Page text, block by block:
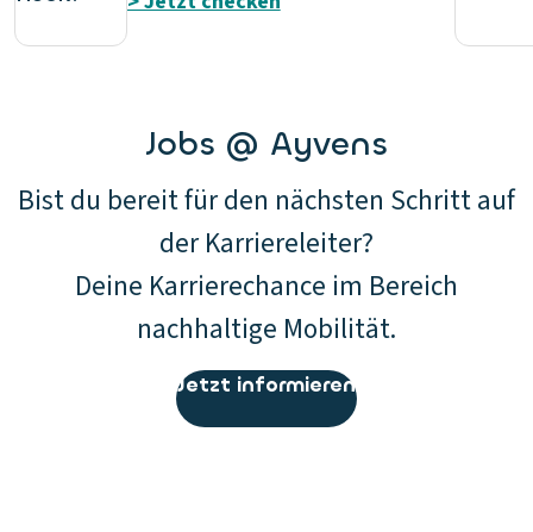
Jobs @ Ayvens
Bist du bereit für den nächsten Schritt auf
der Karriereleiter?
​Deine Karrierechance im Bereich
nachhaltige Mobilität.
Jetzt informieren